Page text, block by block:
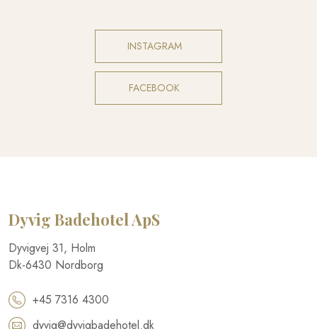
INSTAGRAM​
FACEBOOK​
Dyvig Badehotel​ ApS
​Dyvigvej 31, Holm​
Dk-​6430 Nordborg​
+45 7316 4300
dyvig@dyvigbadehotel.dk​